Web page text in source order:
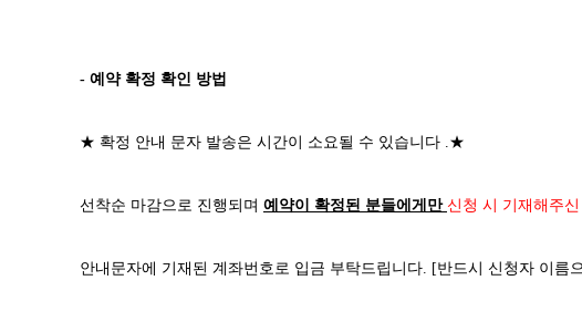
- 예약 확정 확인 방법
★ 확정 안내 문자 발송은 시간이 소요될 수 있습니다 .★
선착순 마감으로 진행되며 예약이 확정된 분들에게만 신청 시 기재해주
안내문자에 기재된 계좌번호로 입금 부탁드립니다. [반드시 신청자 이름